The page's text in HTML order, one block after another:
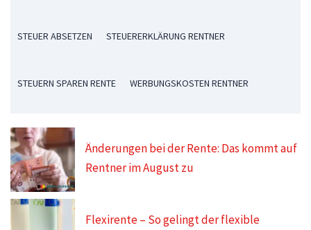
STEUER ABSETZEN STEUERERKLÄRUNG RENTNER
STEUERN SPAREN RENTE WERBUNGSKOSTEN RENTNER
Änderungen bei der Rente: Das kommt auf
Rentner im August zu
Flexirente – So gelingt der flexible